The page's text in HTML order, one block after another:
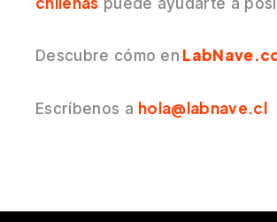
Descubre cómo en
Escríbenos a hola@labnave.cl